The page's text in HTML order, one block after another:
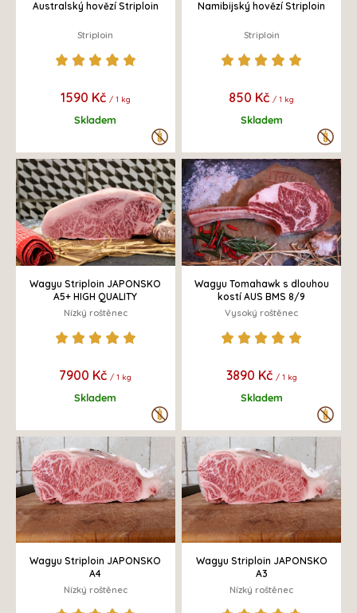
Australský hovězí Striploin
Striploin
1590 Kč / 1 kg
Skladem
Namibijský hovězí Striploin
Striploin
850 Kč/ 1 kg
Skladem
Wagyu Striploin JAPONSKO
A5+ HIGH QUALITY
Nízký roštěnec
7900 Kč / 1 kg
Skladem
Wagyu Tomahawk s dlouhou
kostí AUS BMS 8/9
Vysoký roštěnec
3890 Kč / 1 kg
Skladem
Wagyu Striploin JAPONSKO
A4
Nízký roštěnec
Wagyu Striploin JAPONSKO
A3
Nízký roštěnec